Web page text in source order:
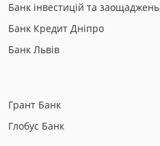
Банк інвестицій та заощаджень
Банк Кредит Дніпро
Банк Львів
Грант Банк
Глобус Банк